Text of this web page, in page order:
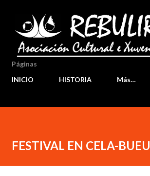
Ir al contenido principal
Páginas
INICIO
HISTORIA Más…
FESTIVAL EN CELA-BUEU